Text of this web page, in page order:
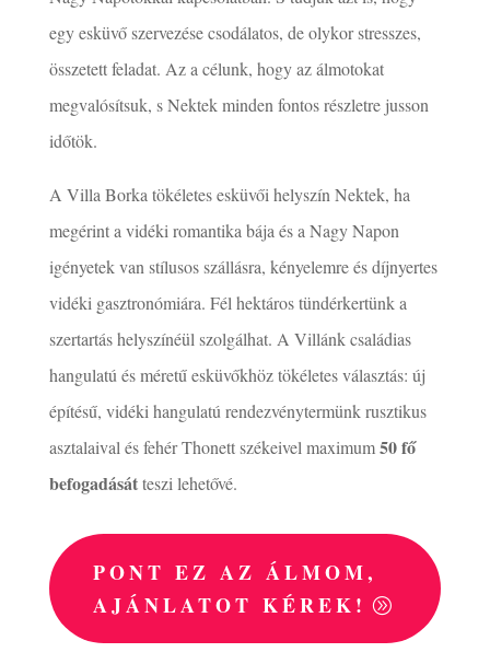
egy esküvő szervezése csodálatos, de olykor stresszes,
összetett feladat. Az a célunk, hogy az álmotokat
megvalósítsuk, s Nektek minden fontos részletre jusson
időtök.
A Villa Borka tökéletes esküvői helyszín Nektek, ha
megérint a vidéki romantika bája és a Nagy Napon
igényetek van stílusos szállásra, kényelemre és díjnyertes
vidéki gasztronómiára. Fél hektáros tündérkertünk a
szertartás helyszínéül szolgálhat. A Villánk családias
hangulatú és méretű esküvőkhöz tökéletes választás: új
építésű, vidéki hangulatú rendezvénytermünk rusztikus
asztalaival és fehér Thonett székeivel maximum50 fő
befogadásátteszi lehetővé.
PONT EZ AZ ÁLMOM,
AJÁNLATOT KÉREK!